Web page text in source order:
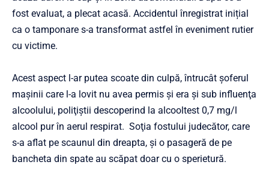
fost evaluat, a plecat acasă. Accidentul înregistrat inițial
ca o tamponare s-a transformat astfel în eveniment rutier
cu victime.
Acest aspect l-ar putea scoate din culpă, întrucât şoferul
maşinii care l-a lovit nu avea permis şi era şi sub influenţa
alcoolului, poliţiştii descoperind la alcooltest 0,7 mg/l
alcool pur în aerul respirat. Soţia fostului judecător, care
s-a aflat pe scaunul din dreapta, şi o pasageră de pe
bancheta din spate au scăpat doar cu o sperietură.